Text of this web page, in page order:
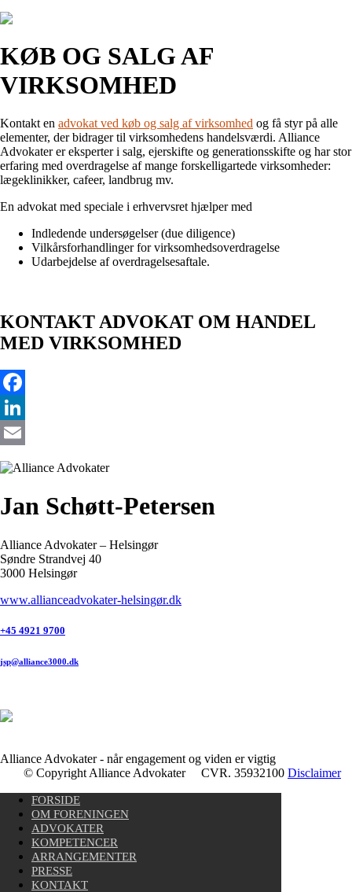
KØB OG SALG AF
VIRKSOMHED
Kontakt en advokat ved køb og salg af virksomhed og få styr på alle
elementer, der bidrager til virksomhedens handelsværdi. Alliance
Advokater er eksperter i salg, ejerskifte og generationsskifte og har stor
erfaring med overdragelse af mange forskelligartede virksomheder:
lægeklinikker, cafeer, landbrug mv.
En advokat med speciale i erhvervsret hjælper med
Indledende undersøgelser (due diligence)
Vilkårsforhandlinger for virksomhedsoverdragelse
Udarbejdelse af overdragelsesaftale.
KONTAKT ADVOKAT OM HANDEL
MED VIRKSOMHED
Facebook
LinkedIn
Jan Schøtt-Petersen
Alliance Advokater – Helsingør
Søndre Strandvej 40
3000 Helsingør
www.allianceadvokater-helsingør.dk
+45 4921 9700
jsp@alliance3000.dk
Alliance Advokater - når engagement og viden er vigtig
© Copyright Alliance Advokater CVR. 35932100 Disclaimer
FORSIDE
OM FORENINGEN
ADVOKATER
KOMPETENCER
ARRANGEMENTER
PRESSE
KONTAKT